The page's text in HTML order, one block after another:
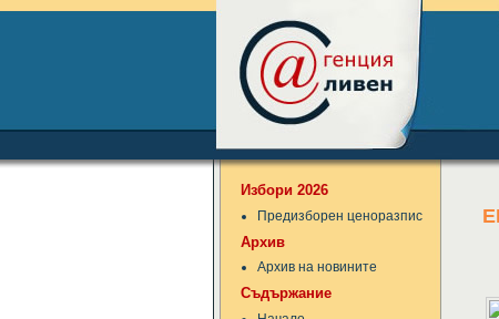
Избори 2026
Предизборен ценоразпис
Архив
Архив на новините
Съдържание